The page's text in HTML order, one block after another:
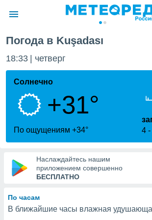
о
Вы можете
к этому
доступ
Погода в Kuşadası
18:33 четверг
Солнечно
+31°
По ощущениям +34°
4
Наслаждайтесь нашим
приложением совершенно
БЕСПЛАТНО
По часам
В ближайшие часы влажная